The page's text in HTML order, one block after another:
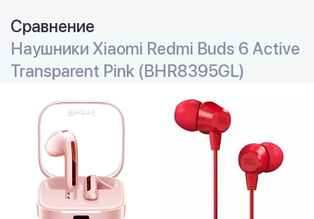
Сравнение
Наушники Xiaomi Redmi Buds 6 Active
Transparent Pink (BHR8395GL)